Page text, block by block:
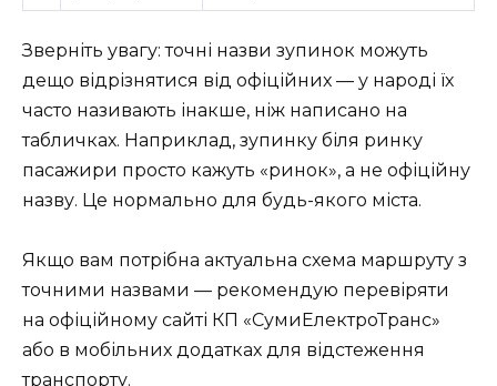
Зверніть увагу: точні назви зупинок можуть
дещо відрізнятися від офіційних — у народі їх
часто називають інакше, ніж написано на
табличках. Наприклад, зупинку біля ринку
пасажири просто кажуть «ринок», а не офіційну
назву. Це нормально для будь-якого міста.
Якщо вам потрібна актуальна схема маршруту з
точними назвами — рекомендую перевіряти
на офіційному сайті КП «СумиЕлектроТранс»
або в мобільних додатках для відстеження
транспорту.